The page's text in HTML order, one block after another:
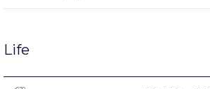
Life